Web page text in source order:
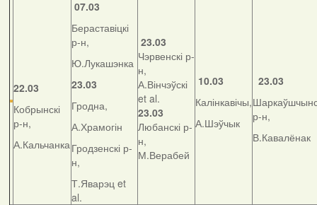
22.03
Кобрынскі
р-н,
А.Кальчанка
07.03
Бераставіцкі
р-н,
Ю.Лукашэнка
23.03
Гродна,
А.Храмогін
Гродзенскі р-
н,
Т.Яварэц et
al.
23.03
Чэрвенскі р-
н,
А.Вінчэўскі
et al.
23.03
Любанскі р-
н,
М.Верабей
10.03
Калінкавічы,
А.Шэўчык
23.03
р-н,
В.Кавалёнак